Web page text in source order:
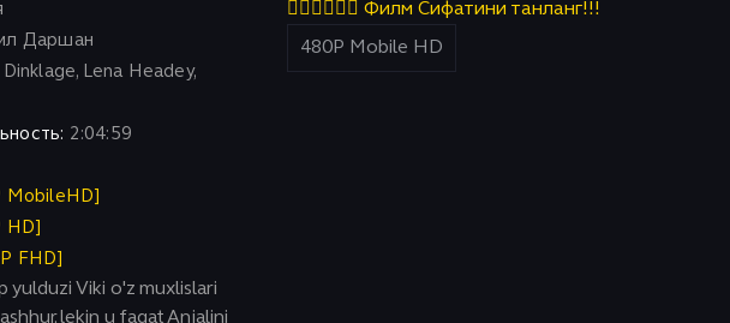
Даршан
Lena Headey,
2:04:59
MobileHD]
HD]
FHD]
yulduzi Viki o'z muxlislari
lekin u faqat Anjalini
👇🏻👇🏻👇🏻 Филм Сифатини танланг!!!